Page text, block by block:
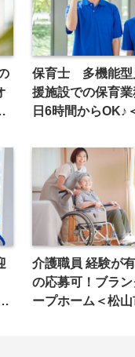
保育士 多機能型
援施設での保育
日6時間からOK♪
介護職員 経験が
の応募可！ブラ
ープホーム＜松